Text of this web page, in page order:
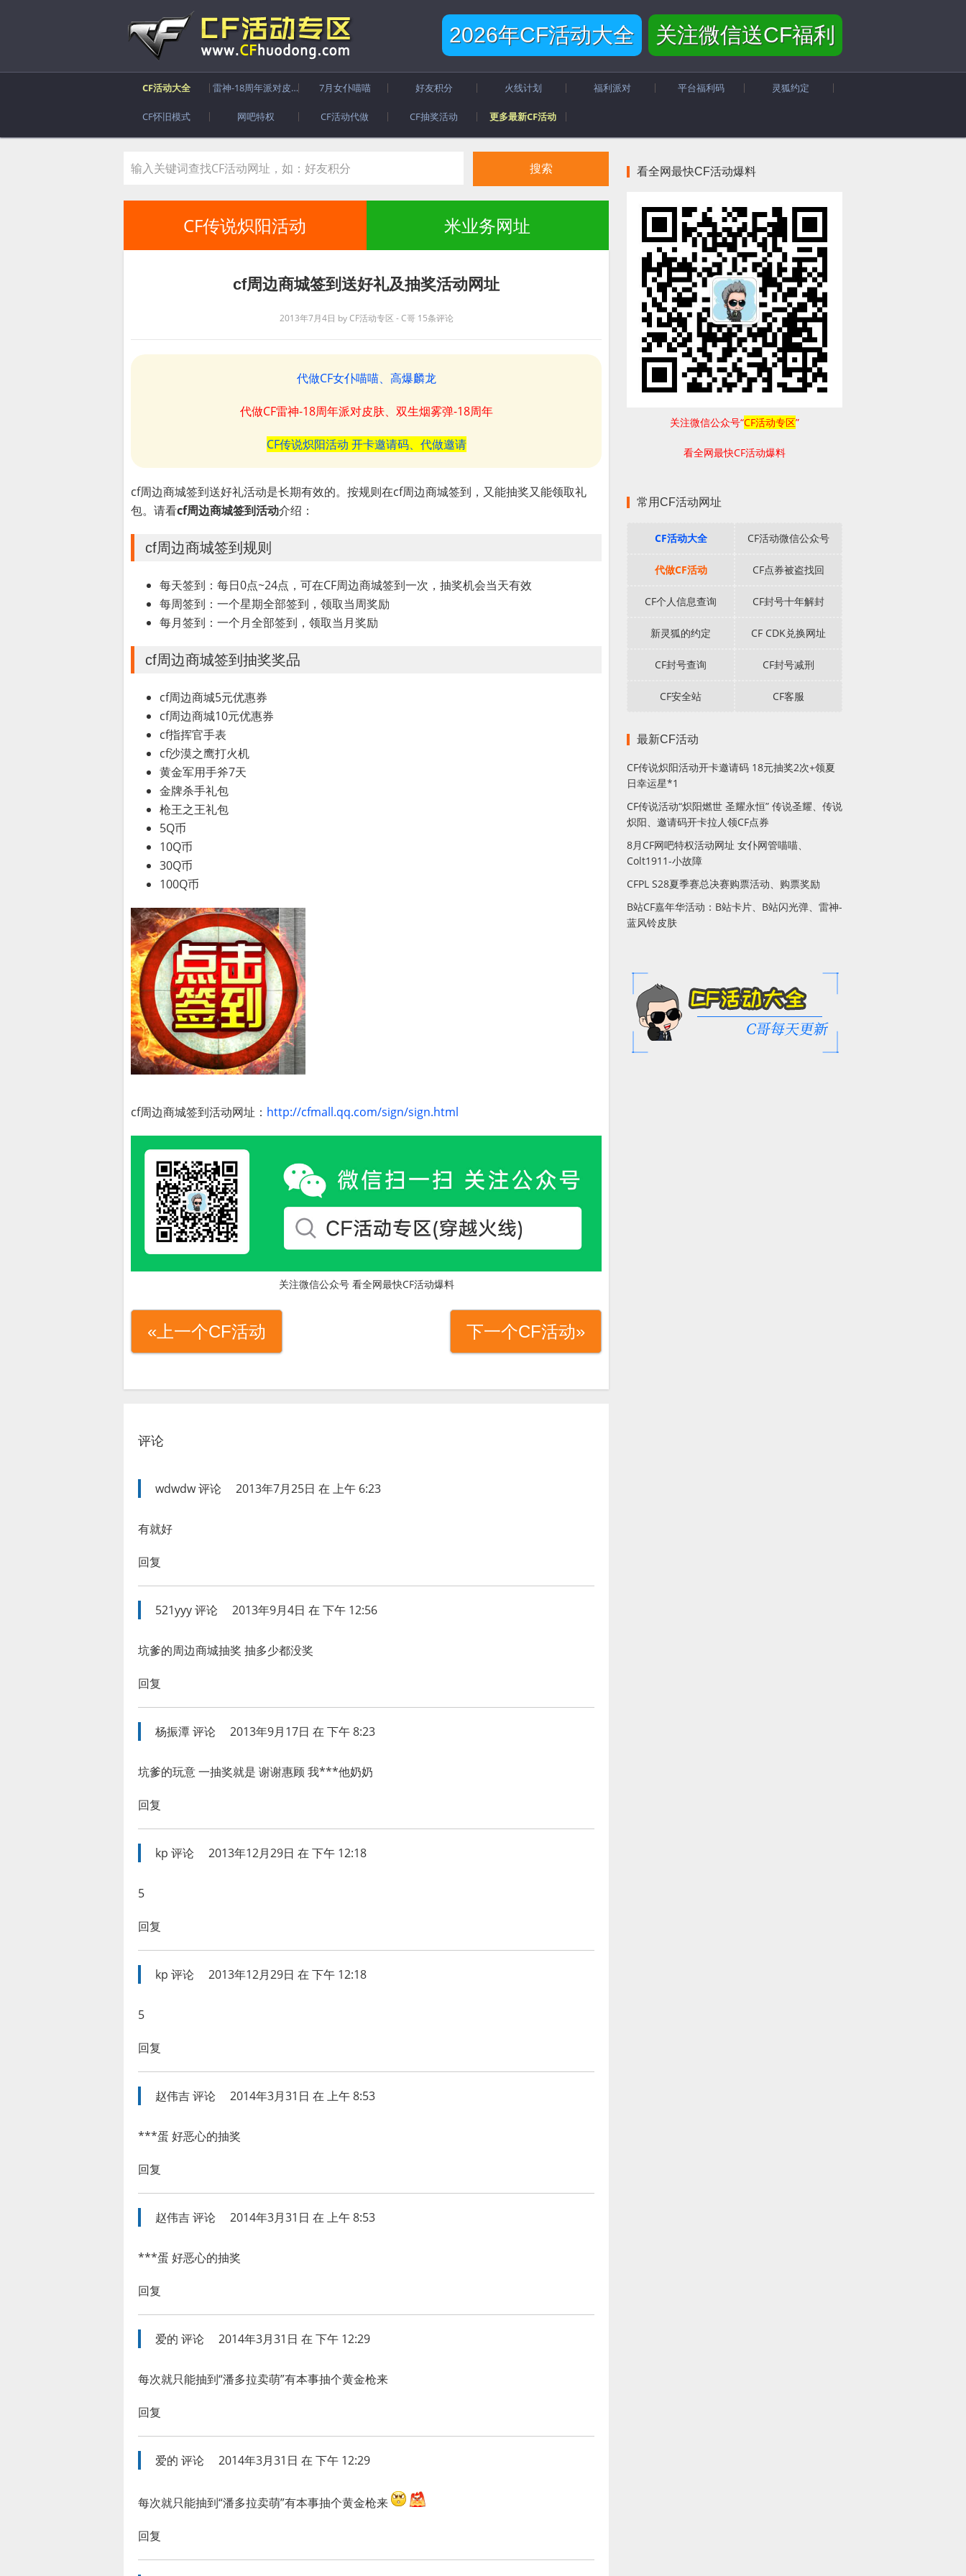
2026年CF活动大全 关注微信送CF福利
CF活动大全 雷神-18周年派对皮肤 7月女仆喵喵 好友积分 火线计划 福利派对 平台福利码 灵狐约定
CF怀旧模式 网吧特权 CF活动代做 CF抽奖活动 更多最新CF活动
CF传说炽阳活动 米业务网址
cf周边商城签到送好礼及抽奖活动网址
2013年7月4日 byCF活动专区 - C哥 15条评论
代做CF女仆喵喵、高爆麟龙
代做CF雷神-18周年派对皮肤、双生烟雾弹-18周年
CF传说炽阳活动 开卡邀请码、代做邀请
cf周边商城签到送好礼活动是长期有效的。按规则在cf周边商城签到，又能抽奖又能领取礼
包。请看cf周边商城签到活动介绍：
cf周边商城签到规则
每天签到：每日0点~24点，可在CF周边商城签到一次，抽奖机会当天有效
每周签到：一个星期全部签到，领取当周奖励
每月签到：一个月全部签到，领取当月奖励
cf周边商城签到抽奖奖品
cf周边商城5元优惠券
cf周边商城10元优惠券
cf指挥官手表
cf沙漠之鹰打火机
黄金军用手斧7天
金牌杀手礼包
枪王之王礼包
5Q币
10Q币
30Q币
100Q币
cf周边商城签到活动网址： http://cfmall.qq.com/sign/sign.html
关注微信公众号 看全网最快CF活动爆料
«上一个CF活动 下一个CF活动»
评论
wdwdw评论 2013年7月25日 在 上午 6:23
有就好
回复
521yyy评论 2013年9月4日 在 下午 12:56
坑爹的周边商城抽奖 抽多少都没奖
回复
杨振潭评论 2013年9月17日 在 下午 8:23
坑爹的玩意 一抽奖就是 谢谢惠顾 我***他奶奶
回复
kp 评论 2013年12月29日 在 下午 12:18
5
回复
kp 评论 2013年12月29日 在 下午 12:18
5
回复
赵伟吉评论 2014年3月31日 在 上午 8:53
***蛋 好恶心的抽奖
回复
赵伟吉评论 2014年3月31日 在 上午 8:53
***蛋 好恶心的抽奖
回复
爱的 评论 2014年3月31日 在 下午 12:29
每次就只能抽到“潘多拉卖萌”有本事抽个黄金枪来
回复
爱的 评论 2014年3月31日 在 下午 12:29
每次就只能抽到“潘多拉卖萌”有本事抽个黄金枪来
回复
看全网最快CF活动爆料
关注微信公众号“CF活动专区”
看全网最快CF活动爆料
常用CF活动网址
CF活动大全 CF活动微信公众号
代做CF活动 CF点券被盗找回
CF个人信息查询 CF封号十年解封
新灵狐的约定 CF CDK兑换网址
CF封号查询 CF封号减刑
CF安全站 CF客服
最新CF活动
CF传说炽阳活动开卡邀请码 18元抽奖2次+领夏
日幸运星*1
CF传说活动“炽阳燃世 圣耀永恒” 传说圣耀、传说
炽阳、邀请码开卡拉人领CF点券
8月CF网吧特权活动网址 女仆网管喵喵、
Colt1911-小故障
CFPL S28夏季赛总决赛购票活动、购票奖励
B站CF嘉年华活动：B站卡片、B站闪光弹、雷神-
蓝风铃皮肤